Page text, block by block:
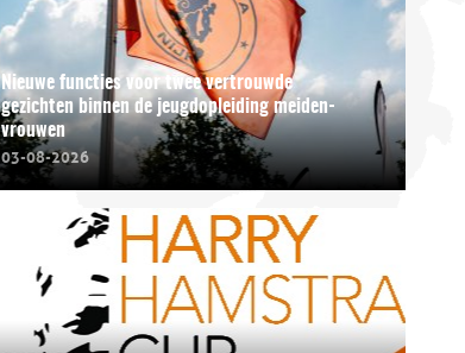
Nieuwe functies voor twee vertrouwde
gezichten binnen de jeugdopleiding meiden-
vrouwen
03-08-2026